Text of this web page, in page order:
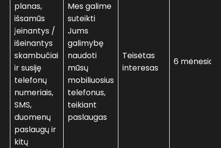
planas,
išsamūs
įeinantys /
išeinantys
skambučiai
ir susiję
telefonų
numeriais,
SMS,
duomenų
paslaugų ir
kitų
Mes galime
suteikti
Jums
galimybę
naudoti
mūsų
mobiliuosius
telefonus,
teikiant
paslaugas
Teisėtas
interesas
6 mėnesiai